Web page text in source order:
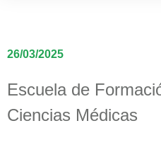
26/03/2025
Escuela de
Ciencias Médicas